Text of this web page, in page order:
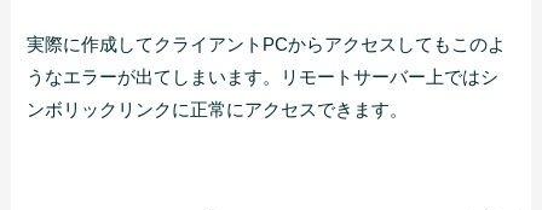
実際に作成してクライアントPCからアクセスしてもこのよ
うなエラーが出てしまいます。リモートサーバー上ではシ
ンボリックリンクに正常にアクセスできます。